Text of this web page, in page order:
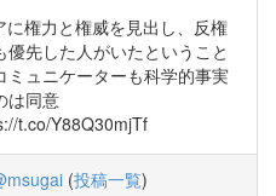
権力と権威を見出し、反権
先した人がいたということ
ュニケーターも科学的事実
は同意
t.co/Y88Q30mjTf
(投稿一覧)